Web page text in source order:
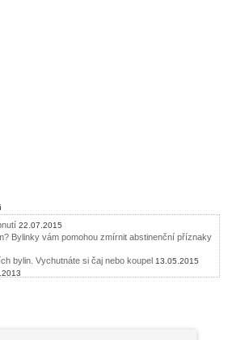
22.07.2015
Bylinky vám pomohou zmírnit abstinenční příznaky
bylin. Vychutnáte si čaj nebo koupel 13.05.2015